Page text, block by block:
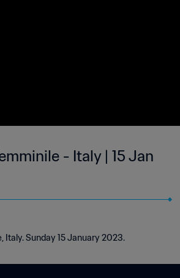
- Italy | 15 Jan
Italy. Sunday 15 January 2023.